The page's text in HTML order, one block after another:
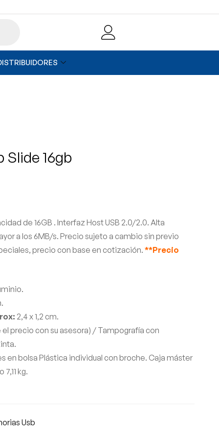
Slide 16gb
de 16GB . Interfaz Host USB 2.0/2.0. Alta
a los 6MB/s. Precio sujeto a cambio sin previo
precio con base en cotización.**Precio
2,4 x 1,2 cm.
el precio con su asesora) / Tampografía con
en bolsa Plástica individual con broche. Caja máster
kg.
Usb